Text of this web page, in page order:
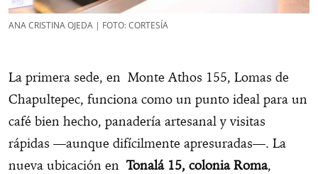
ANA CRISTINA OJEDA | FOTO: CORTESÍA
La primera sede, en Monte Athos 155, Lomas de
Chapultepec, funciona como un punto ideal para un
café bien hecho, panadería artesanal y visitas
rápidas —aunque difícilmente apresuradas—. La
nueva ubicación enTonalá 15, colonia Roma,